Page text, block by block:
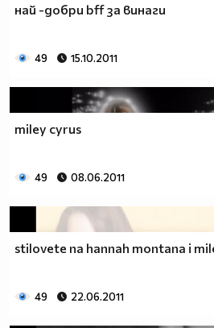
най -добри bff за винаги
49 15.10.2011
miley cyrus
49 08.06.2011
stilovete na hannah montana i
49 22.06.2011